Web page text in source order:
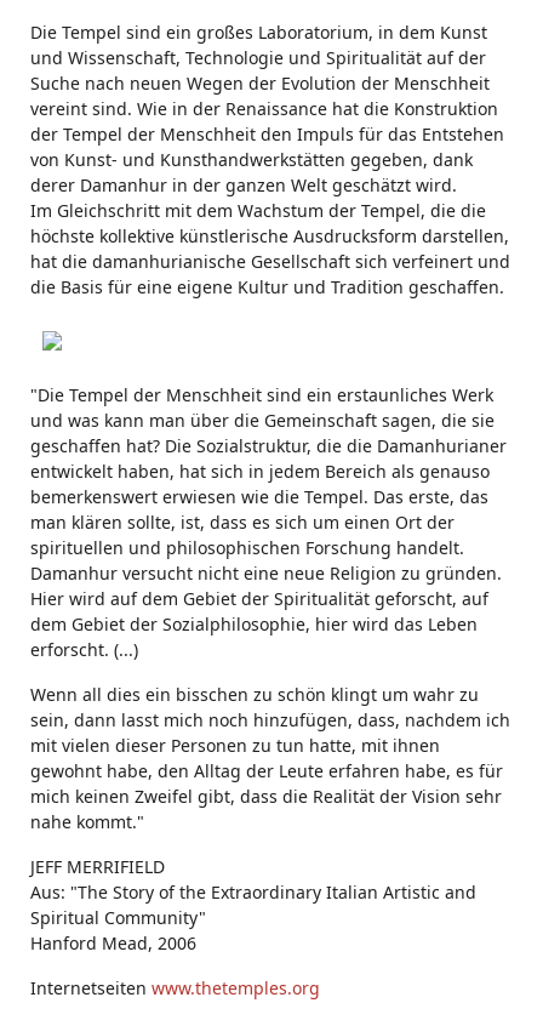
Die Tempel sind ein großes Laboratorium, in dem Kunst
und Wissenschaft, Technologie und Spiritualität auf der
Suche nach neuen Wegen der Evolution der Menschheit
vereint sind. Wie in der Renaissance hat die Konstruktion
der Tempel der Menschheit den Impuls für das Entstehen
von Kunst- und Kunsthandwerkstätten gegeben, dank
derer Damanhur in der ganzen Welt geschätzt wird.
Im Gleichschritt mit dem Wachstum der Tempel, die die
höchste kollektive künstlerische Ausdrucksform darstellen,
hat die damanhurianische Gesellschaft sich verfeinert und
die Basis für eine eigene Kultur und Tradition geschaffen.
"Die Tempel der Menschheit sind ein erstaunliches Werk
und was kann man über die Gemeinschaft sagen, die sie
geschaffen hat? Die Sozialstruktur, die die Damanhurianer
entwickelt haben, hat sich in jedem Bereich als genauso
bemerkenswert erwiesen wie die Tempel. Das erste, das
man klären sollte, ist, dass es sich um einen Ort der
spirituellen und philosophischen Forschung handelt.
Damanhur versucht nicht eine neue Religion zu gründen.
Hier wird auf dem Gebiet der Spiritualität geforscht, auf
dem Gebiet der Sozialphilosophie, hier wird das Leben
erforscht. (...)
Wenn all dies ein bisschen zu schön klingt um wahr zu
sein, dann lasst mich noch hinzufügen, dass, nachdem ich
mit vielen dieser Personen zu tun hatte, mit ihnen
gewohnt habe, den Alltag der Leute erfahren habe, es für
mich keinen Zweifel gibt, dass die Realität der Vision sehr
nahe kommt."
JEFF MERRIFIELD
Aus: "The Story of the Extraordinary Italian Artistic and
Spiritual Community"
Hanford Mead, 2006
Internetseiten www.thetemples.org